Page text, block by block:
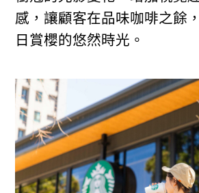
感，讓顧客在品味咖啡之餘
日賞櫻的悠然時光。